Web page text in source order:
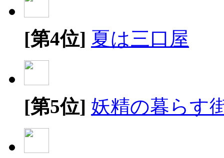
[第4位] 夏は三口屋
[第5位] 妖精の暮らす